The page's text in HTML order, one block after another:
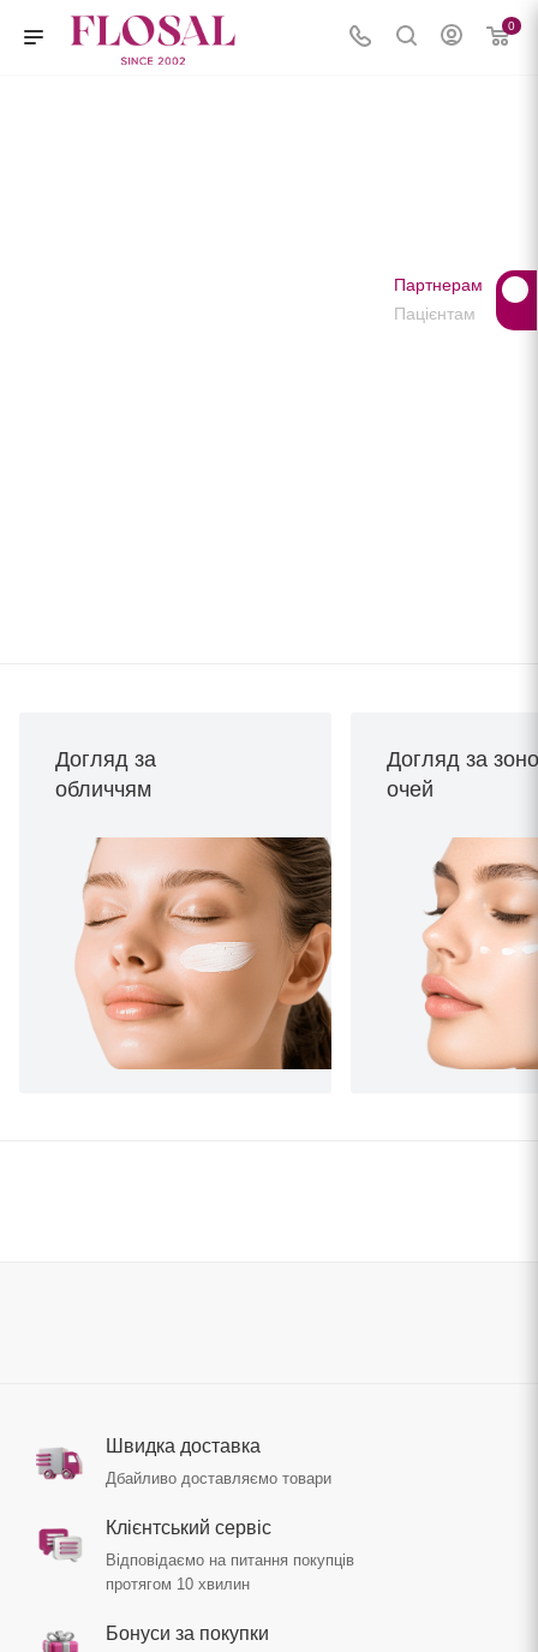
0
Догляд за
обличчям
Догляд за
очей
Швидка доставка
Дбайливо доставляємо товари
Клієнтський сервіс
Відповідаємо на питання покупців
протягом 10 хвилин
Бонуси за покупки
Партнерам
Пацієнтам